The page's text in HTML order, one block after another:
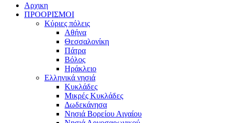
Αρχικη
ΠΡΟΟΡΙΣΜΟΙ
Κύριες πόλεις
Αθήνα
Θεσσαλονίκη
Πάτρα
Βόλος
Ηράκλειο
Ελληνικά νησιά
Κυκλάδες
Μικρές Κυκλάδες
Δωδεκάνησα
Νησιά Βορείου Αιγαίου